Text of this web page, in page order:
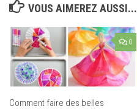
VOUS AIMEREZ AUSSI...
0
Comment faire des belles